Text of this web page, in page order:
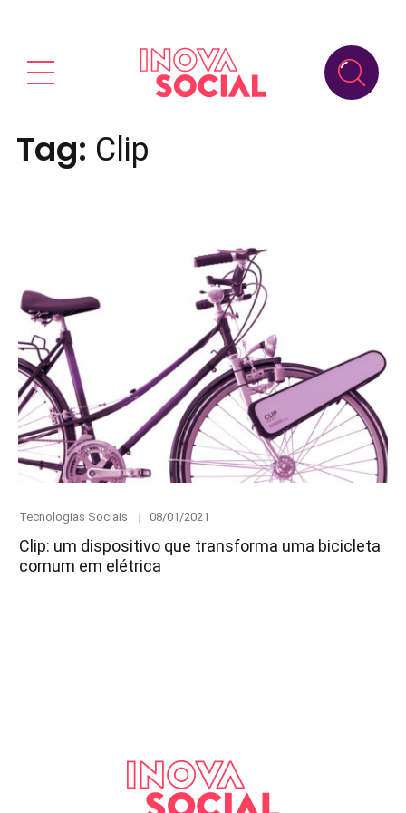
Tag: Clip
Category
Tecnologias Sociais
Posted
08/01/2021
Clip: um dispositivo que transforma uma bicicleta
comum em elétrica